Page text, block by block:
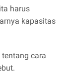
harus
kapasitas
cara